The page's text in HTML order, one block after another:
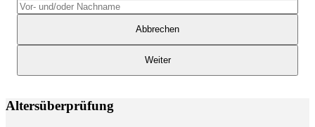
Abbrechen
Weiter
Altersüberprüfung